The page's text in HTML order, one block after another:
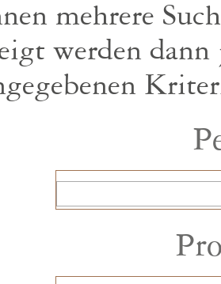
mehrere
werden dann